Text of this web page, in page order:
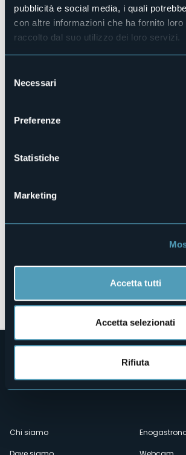
pubblicità e social media, i quali
con altre informazioni che ha fornito loro
raccolto dal suo utilizzo dei loro servizi.
delNecessari
Preferenze
Statistiche
Marketing
Accetta tutti
Accetta selezionati
Rifiuta
Sito web
http://www.divinporcello.it
Telefono
103042-AFF-00001
Fraz Cresta, 11
Menù
Chi siamo